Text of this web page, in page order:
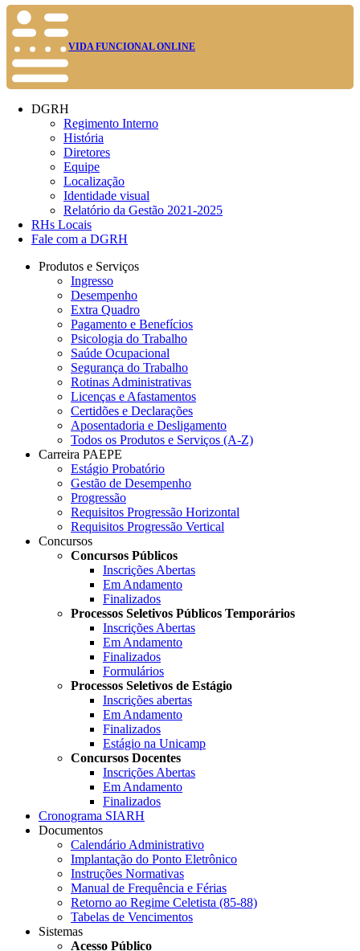
VIDA FUNCIONAL ONLINE
DGRH
Regimento Interno
História
Diretores
Equipe
Localização
Identidade visual
Relatório da Gestão 2021-2025
RHs Locais
Fale com a DGRH
Produtos e Serviços
Ingresso
Desempenho
Extra Quadro
Pagamento e Benefícios
Psicologia do Trabalho
Saúde Ocupacional
Segurança do Trabalho
Rotinas Administrativas
Licenças e Afastamentos
Certidões e Declarações
Aposentadoria e Desligamento
Todos os Produtos e Serviços (A-Z)
Carreira PAEPE
Estágio Probatório
Gestão de Desempenho
Progressão
Requisitos Progressão Horizontal
Requisitos Progressão Vertical
Concursos
Concursos Públicos
Inscrições Abertas
Em Andamento
Finalizados
Processos Seletivos Públicos Temporários
Inscrições Abertas
Em Andamento
Finalizados
Formulários
Processos Seletivos de Estágio
Inscrições abertas
Em Andamento
Finalizados
Estágio na Unicamp
Concursos Docentes
Inscrições Abertas
Em Andamento
Finalizados
Cronograma SIARH
Documentos
Calendário Administrativo
Implantação do Ponto Eletrônico
Instruções Normativas
Manual de Frequência e Férias
Retorno ao Regime Celetista (85-88)
Tabelas de Vencimentos
Sistemas
Acesso Público